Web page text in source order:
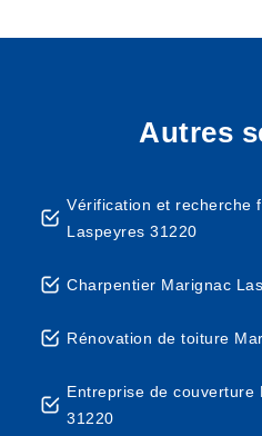
Autres
Vérification et recherche
Laspeyres 31220
Charpentier Marignac
Rénovation de toiture
Entreprise de couverture
31220